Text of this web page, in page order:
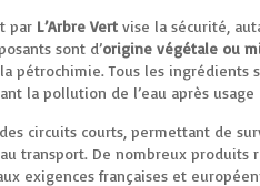
par L’Arbre Vert vise la sécurité,
sont d’origine végétale ou
pétrochimie. Tous les ingrédients
la pollution de l’eau après usage
circuits courts, permettant de
transport. De nombreux
exigences françaises et